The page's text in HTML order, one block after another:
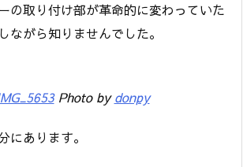
の取り付け部が革命的に変わっていた
ながら知りませんでした。
Photo bydonpy
にあります。